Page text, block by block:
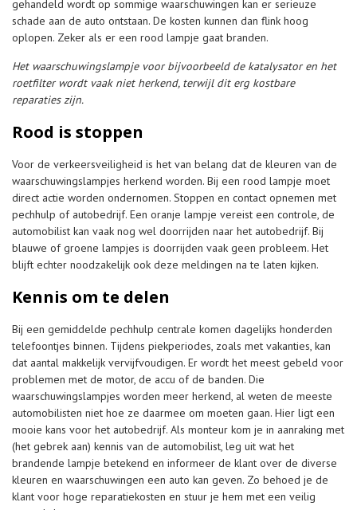
gehandeld wordt op sommige waarschuwingen kan er serieuze
schade aan de auto ontstaan. De kosten kunnen dan flink hoog
oplopen. Zeker als er een rood lampje gaat branden.
Het waarschuwingslampje voor bijvoorbeeld de katalysator en het
roetfilter wordt vaak niet herkend, terwijl dit erg kostbare
reparaties zijn.
Rood is stoppen
Voor de verkeersveiligheid is het van belang dat de kleuren van de
waarschuwingslampjes herkend worden. Bij een rood lampje moet
direct actie worden ondernomen. Stoppen en contact opnemen met
pechhulp of autobedrijf. Een oranje lampje vereist een controle, de
automobilist kan vaak nog wel doorrijden naar het autobedrijf. Bij
blauwe of groene lampjes is doorrijden vaak geen probleem. Het
blijft echter noodzakelijk ook deze meldingen na te laten kijken.
Kennis om te delen
Bij een gemiddelde pechhulp centrale komen dagelijks honderden
telefoontjes binnen. Tijdens piekperiodes, zoals met vakanties, kan
dat aantal makkelijk vervijfvoudigen. Er wordt het meest gebeld voor
problemen met de motor, de accu of de banden. Die
waarschuwingslampjes worden meer herkend, al weten de meeste
automobilisten niet hoe ze daarmee om moeten gaan. Hier ligt een
mooie kans voor het autobedrijf. Als monteur kom je in aanraking met
(het gebrek aan) kennis van de automobilist, leg uit wat het
brandende lampje betekend en informeer de klant over de diverse
kleuren en waarschuwingen een auto kan geven. Zo behoed je de
klant voor hoge reparatiekosten en stuur je hem met een veilig